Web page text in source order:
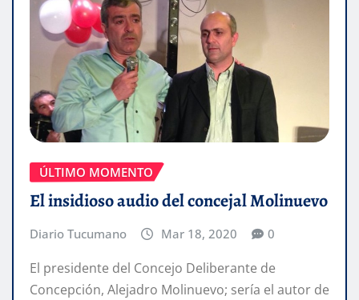
ÚLTIMO MOMENTO
El insidioso audio del concejal Molinuevo
Diario Tucumano Mar 18, 2020 0
El presidente del Concejo Deliberante de
Concepción, Alejadro Molinuevo; sería el autor de